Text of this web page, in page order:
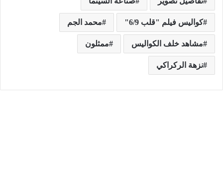
كواليس فيلم "قلب 6/9" محمد الجم
مشاهد خلف الكواليس ممثلون
نزهة الركراكي